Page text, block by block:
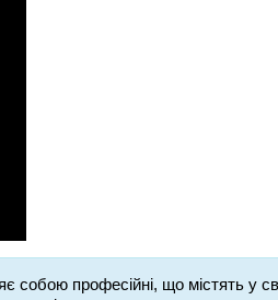
собою професійні, що містять у